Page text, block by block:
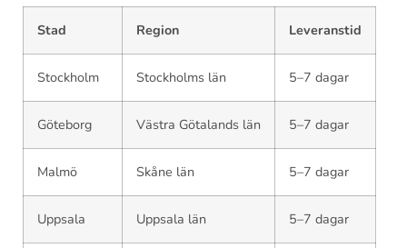
Stad Region Leveranstid
Stockholm Stockholms län 5–7 dagar
Göteborg Västra Götalands län 5–7 dagar
Malmö Skåne län 5–7 dagar
Uppsala Uppsala län 5–7 dagar